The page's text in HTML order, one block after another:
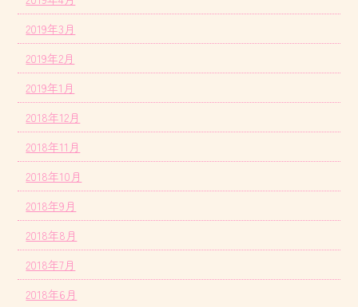
2019年3月
2019年2月
2019年1月
2018年12月
2018年11月
2018年10月
2018年9月
2018年8月
2018年7月
2018年6月